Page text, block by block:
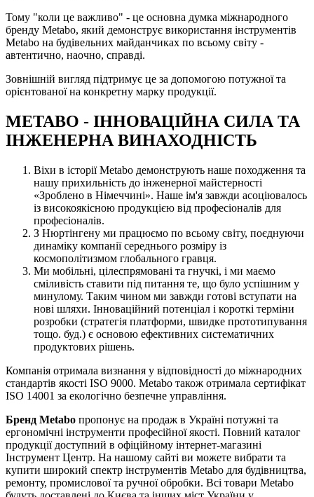
Тому "коли це важливо" - це основна думка міжнародного
бренду Metabo, який демонструє використання інструментів
Metabo на будівельних майданчиках по всьому світу -
автентично, наочно, справді.
Зовнішній вигляд підтримує це за допомогою потужної та
орієнтованої на конкретну марку продукції.
METABO - ІННОВАЦІЙНА СИЛА ТА
ІНЖЕНЕРНА ВИНАХОДНІСТЬ
Віхи в історії Metabo демонструють наше походження та
нашу прихильність до інженерної майстерності
«Зроблено в Німеччині». Наше ім'я завжди асоціювалось
із високоякісною продукцією від професіоналів для
професіоналів.
З Нюртінгену ми працюємо по всьому світу, поєднуючи
динаміку компанії середнього розміру із
космополітизмом глобального гравця.
Ми мобільні, цілеспрямовані та гнучкі, і ми маємо
сміливість ставити під питання те, що було успішним у
минулому. Таким чином ми завжди готові вступати на
нові шляхи. Інноваційний потенціал і короткі терміни
розробки (стратегія платформи, швидке прототипування
тощо. буд.) є основою ефективних систематичних
продуктових рішень.
Компанія отримала визнання у відповідності до міжнародних
стандартів якості ISO 9000. Metabo також отримала сертифікат
ISO 14001 за екологічно безпечне управління.
Бренд Metabo пропонує на продаж в Україні потужні та
ергономічні інструменти професійної якості. Повний каталог
продукції доступний в офіційному інтернет-магазині
Інструмент Центр. На нашому сайті ви можете вибрати та
купити широкий спектр інструментів Metabo для будівництва,
ремонту, промислової та ручної обробки. Всі товари Metabo